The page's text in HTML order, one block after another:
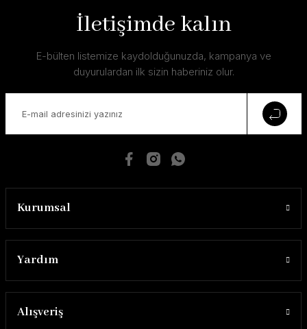
İletişimde kalın
E-bülten listemize kaydolduğunuzda, kampanya ve
duyurulardan ilk sizin haberiniz olur.
Kurumsal
Yardım
Alışveriş